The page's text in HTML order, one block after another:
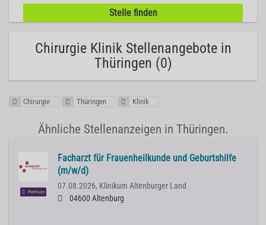
Chirurgie Klinik Stellenangebote in
Thüringen (0)
Chirurgie Thüringen Klinik
Ähnliche Stellenanzeigen in Thüringen.
Premium
Facharzt für Frauenheilkunde und Geburtshilfe
(m/w/d)
07.08.2026, Klinikum Altenburger Land
04600 Altenburg